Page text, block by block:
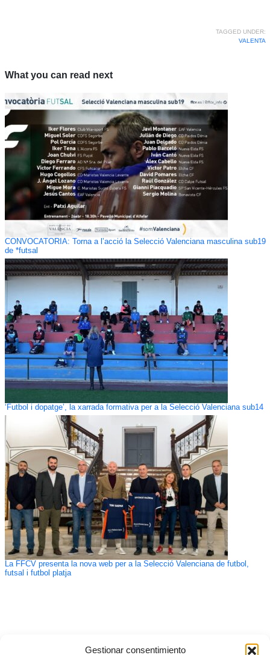
Gestionar consentimiento
TAGGED UNDER:
VALENTA
What you can read next
CONVOCATÒRIA: Torna a l’acció la Selecció Valenciana masculina sub19
de *futsal
‘Futbol i dopatge’, la xarrada formativa per a la Selecció Valenciana sub14
La FFCV presenta la nova web per a la Selecció Valenciana de futbol,
futsal i futbol platja